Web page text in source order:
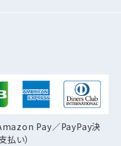
Pay／PayPay決
払い）